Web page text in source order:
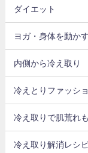
ダイエット
ヨガ・身体を動か
内側から冷え取り
冷えとりファッシ
冷え取りで肌荒れ
冷え取り解消レシ